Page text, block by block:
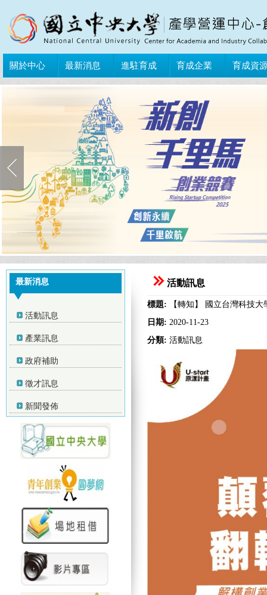
關於中心 最新消息 進駐育成 育成企業 育成資
最新消息
活動訊息
產業訊息
政府補助
徵才訊息
新聞發佈
活動訊息
標題: 【轉知】 國立台灣科技
日期: 2020-11-23
分類: 活動訊息